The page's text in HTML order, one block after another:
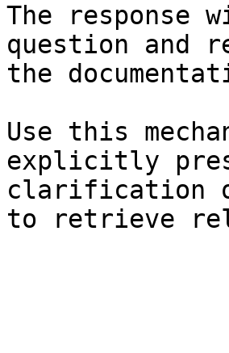
The
question and
the
Use this
explicitly
clarification